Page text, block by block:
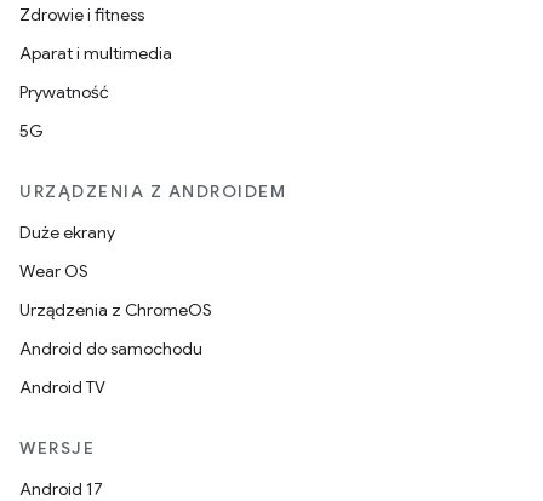
Zdrowie i fitness
Aparat i multimedia
Prywatność
5G
URZĄDZENIA Z ANDROIDEM
Duże ekrany
Wear OS
Urządzenia z ChromeOS
Android do samochodu
Android TV
WERSJE
Android 17